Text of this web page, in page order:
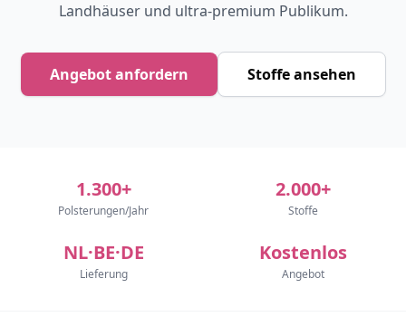
Landhäuser und ultra-premium Publikum.
Angebot anfordern Stoffe ansehen
1.300+
Polsterungen/Jahr
2.000+
Stoffe
NL·BE·DE
Lieferung
Kostenlos
Angebot